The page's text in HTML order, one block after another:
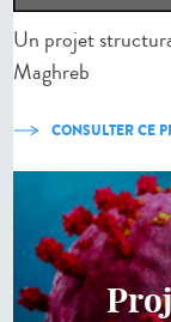
Un projet
Maghreb
CONSULTER CE